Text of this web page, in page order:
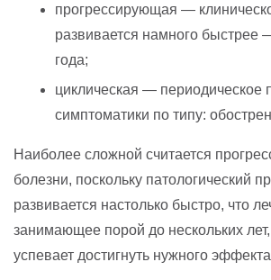
прогрессирующая —
развивается намного быстрее
года;
циклическая — периодическое
симптоматики по типу:
Наиболее сложной считается
болезни, поскольку патологический
развивается настолько быстро, что
занимающее порой до нескольких
успевает достигнуть нужного